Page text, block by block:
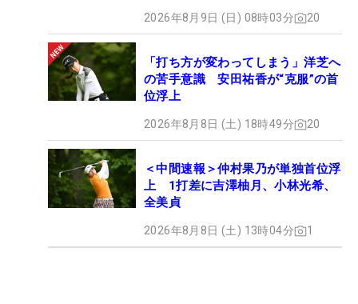
2026年8月9日 (日) 08時03分 20
「打ち方が変わってしまう」洋芝へ
の苦手意識 安田祐香が“克服”の首
位浮上
2026年8月8日 (土) 18時49分 20
＜中間速報＞仲村果乃が単独首位浮
上 1打差に吉澤柚月、小林光希、
全美貞
2026年8月8日 (土) 13時04分 1